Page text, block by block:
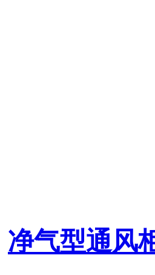
净气型通风